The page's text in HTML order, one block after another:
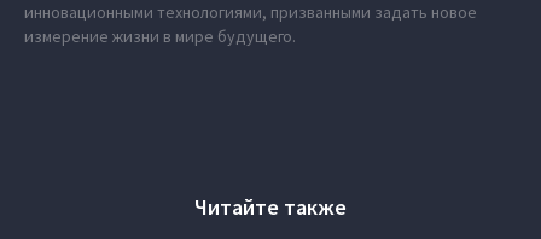
инновационными технологиями, призванными задать новое
измерение жизни в мире будущего.
Читайте также